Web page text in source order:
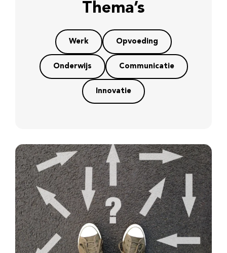
Thema’s
Werk Opvoeding
Onderwijs Communicatie
Innovatie